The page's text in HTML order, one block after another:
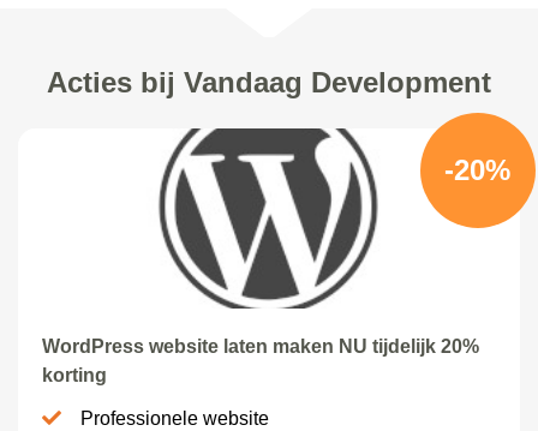
Acties bij Vandaag Development
-20%
WordPress website laten maken NU tijdelijk 20%
korting
Professionele website